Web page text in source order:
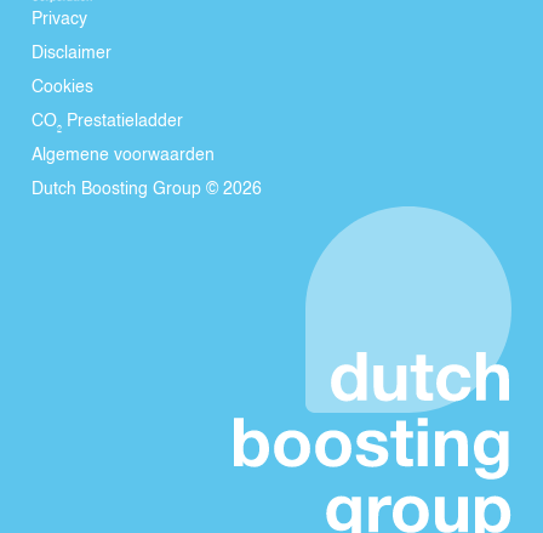
Privacy
Disclaimer
Cookies
CO₂ Prestatieladder
Algemene voorwaarden
Dutch Boosting Group © 2026